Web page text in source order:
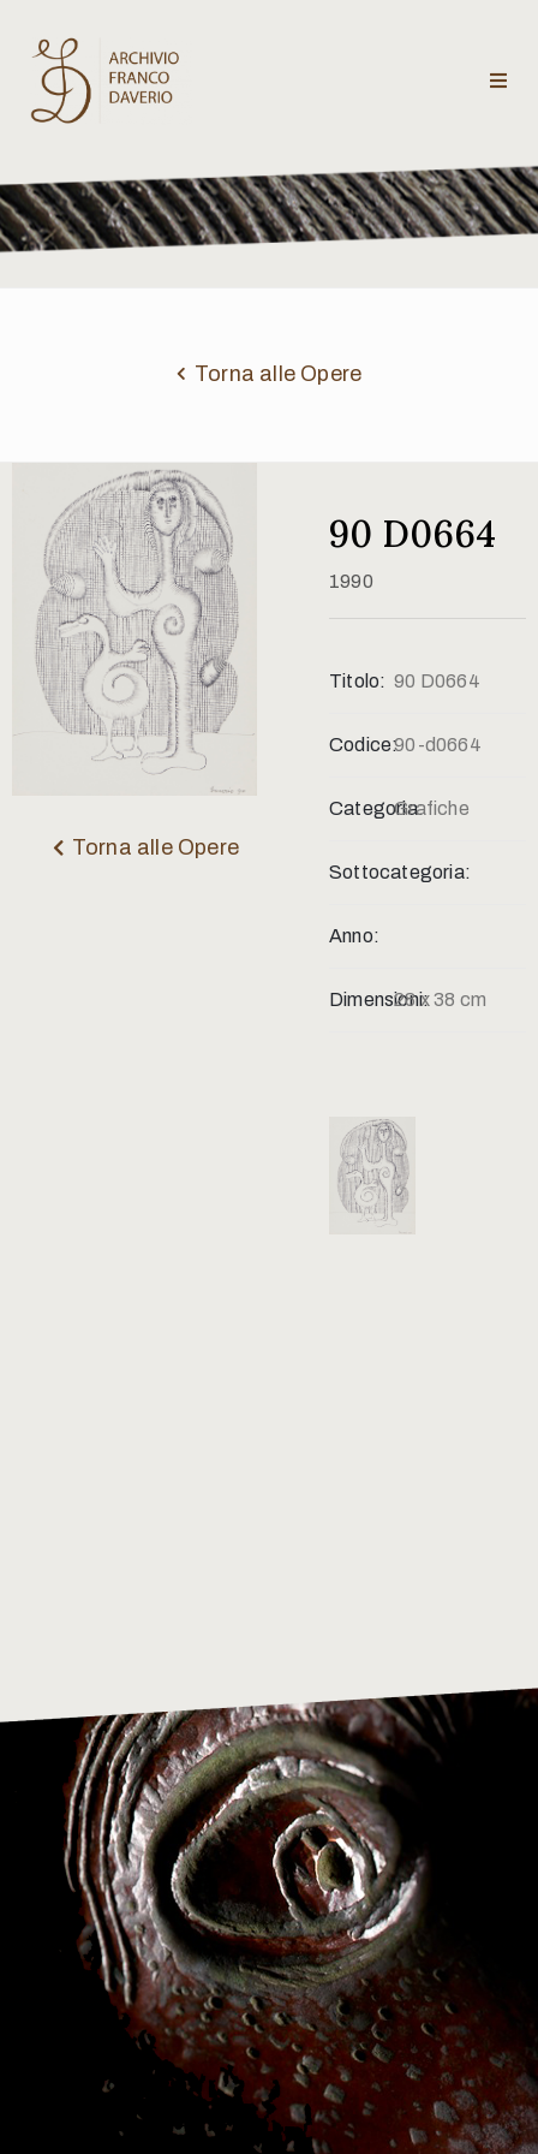
Archivio
Franco
Daverio
critici
Contatti
Torna alle Opere
Torna alle Opere
90 D0664
1990
Titolo: 90 D0664
Codice:90-d0664
Categoria:Grafiche
Sottocategoria:
Anno:
Dimensioni:28 x 38 cm